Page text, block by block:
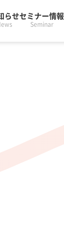
らせセミナー情報
Seminar